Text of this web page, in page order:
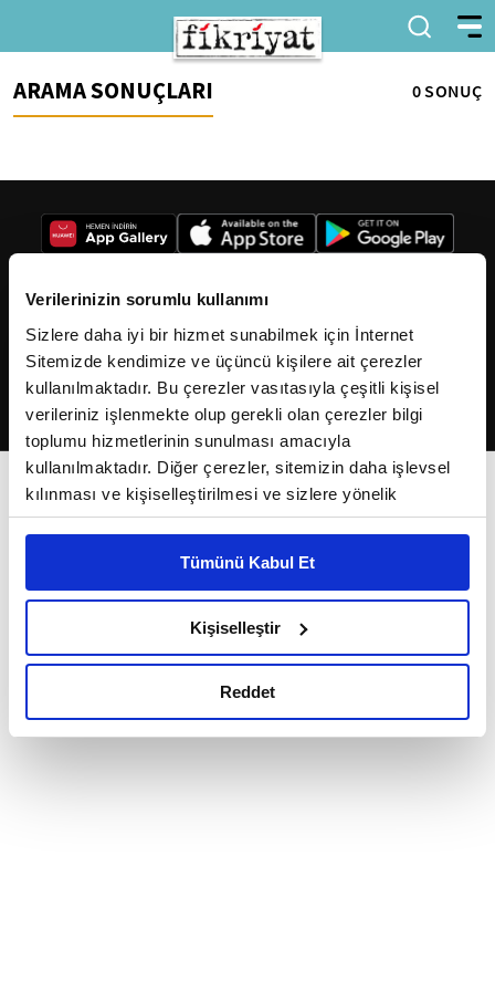
Verilerinizin sorumlu kullanımı
Sizlere daha iyi bir hizmet sunabilmek için İnternet
Sitemizde kendimize ve üçüncü kişilere ait çerezler
kullanılmaktadır. Bu çerezler vasıtasıyla çeşitli kişisel
verileriniz işlenmekte olup gerekli olan çerezler bilgi
toplumu hizmetlerinin sunulması amacıyla
kullanılmaktadır. Diğer çerezler, sitemizin daha işlevsel
kılınması ve kişiselleştirilmesi ve sizlere yönelik
reklam/pazarlama faaliyetlerinin yapılması, amaçlarıyla
Çerezlere ilişkin tercihlerinizi çerez paneli vasıtasıyla
belirleyebilirsiniz. Çerezlere ilişkin detaylı bilgi için
Ayarlar butonuna tıklayabilir,Çerez Bilgilendirme
Metnimizi ziyaret edebilirsiniz.
okumak ve sitemizi ziyaretiniz kapsamında
Tümünü Kabul Et
Kişiselleştir
Reddet
ARAMA SONUÇLARI 0 SONUÇ
2026Fikriyat. Tüm hakları saklıdır.